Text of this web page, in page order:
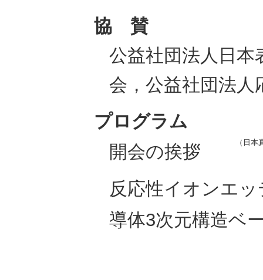
協 賛
公益社団法人日本
会，公益社団法人
プログラム
開会の挨拶
（日
反応性イオンエ
導体3次元構造ベ